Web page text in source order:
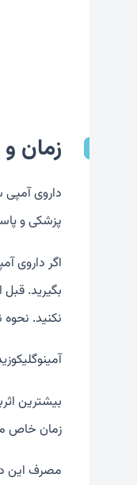
زمان
داروی آمپی
پزشکی و
اگر داروی
بگیرید.
نکنید. نحوه
بیشترین
زمان خاص
مصرف این